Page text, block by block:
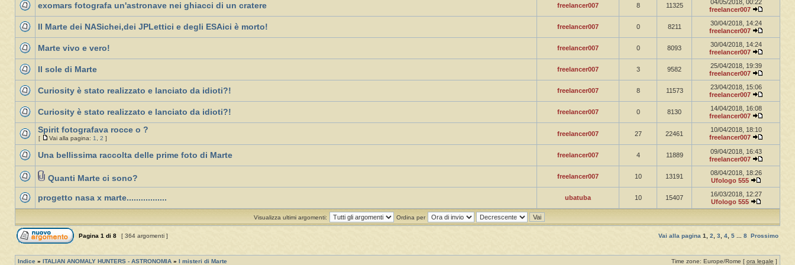
exomars fotografa un'astronave nei ghiacci di un cratere freelancer007 8 11325
04/05/2018, 00:22
freelancer007
Il Marte dei NASichei,dei JPLettici e degli ESAici è morto! freelancer007 0 8211
30/04/2018, 14:24
freelancer007
Marte vivo e vero! freelancer007 0 8093
30/04/2018, 14:24
freelancer007
Il sole di Marte freelancer007 3 9582
25/04/2018, 19:39
freelancer007
Curiosity è stato realizzato e lanciato da idioti?! freelancer007 8 11573
23/04/2018, 15:06
freelancer007
Curiosity è stato realizzato e lanciato da idioti?! freelancer007 0 8130
14/04/2018, 16:08
freelancer007
Spirit fotografava rocce o ?
[ Vai alla pagina: 1, 2 ]
freelancer007 27 22461
10/04/2018, 18:10
freelancer007
Una bellissima raccolta delle prime foto di Marte freelancer007 4 11889
09/04/2018, 16:43
freelancer007
Quanti Marte ci sono? freelancer007 10 13191
08/04/2018, 18:26
Ufologo 555
progetto nasa x marte................. ubatuba 10 15407
16/03/2018, 12:27
Ufologo 555
Visualizza ultimi argomenti: Ordina per
Pagina 1 di 8 [ 364 argomenti ] Vai alla pagina 1, 2, 3, 4, 5 ... 8 Prossimo
Indice » ITALIAN ANOMALY HUNTERS - ASTRONOMIA » I misteri di Marte Time zone: Europe/Rome [ ora legale ]